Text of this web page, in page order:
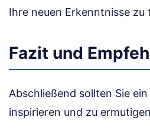
Ihre neuen Erkenntnisse zu
Fazit und
Abschließend sollten Sie
inspirieren und zu